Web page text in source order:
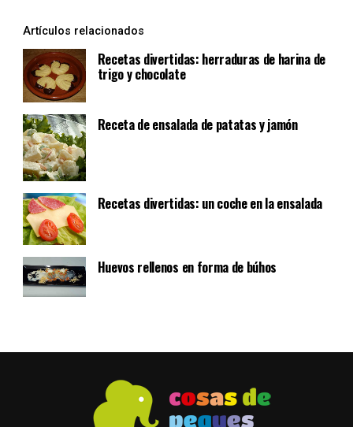
Artículos relacionados
Recetas divertidas: herraduras de harina de
trigo y chocolate
Receta de ensalada de patatas y jamón
Recetas divertidas: un coche en la ensalada
Huevos rellenos en forma de búhos